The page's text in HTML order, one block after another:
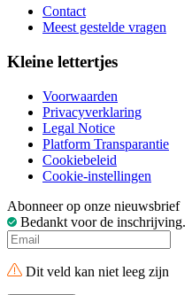
Contact
Meest gestelde vragen
Kleine lettertjes
Voorwaarden
Privacyverklaring
Legal Notice
Platform Transparantie
Cookiebeleid
Cookie-instellingen
Abonneer op onze nieuwsbrief
Bedankt voor de inschrijving.
Dit veld kan niet leeg zijn